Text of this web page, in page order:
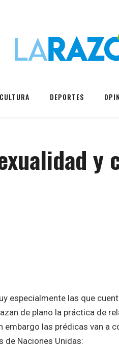
CULTURA DEPORTES
y
especialmente las que
de plano la práctica de
las prédicas van a
de Naciones Unidas: